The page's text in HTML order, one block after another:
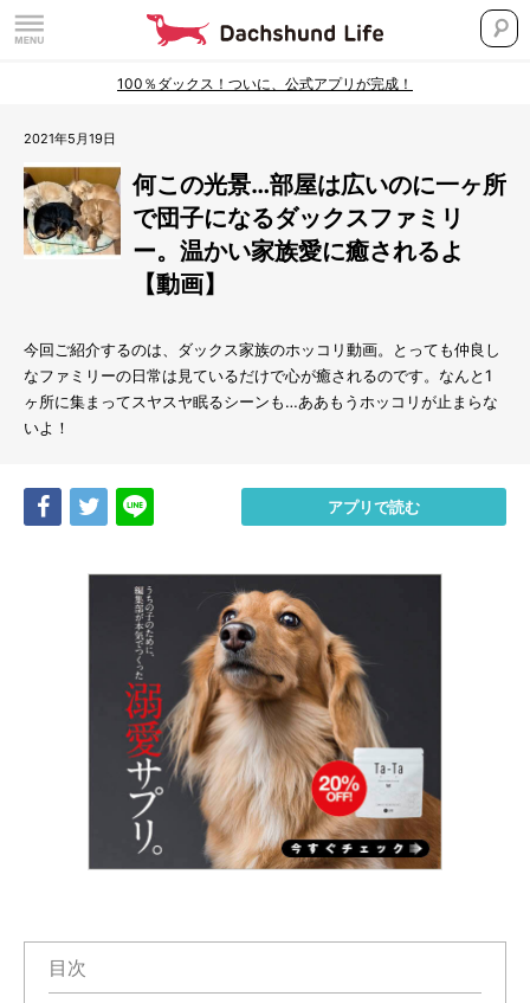
100％ダックス！ついに、公式アプリが完成！
2021年5月19日
何この光景…部屋は広いのに一ヶ所
で団子になるダックスファミリ
ー。温かい家族愛に癒されるよ
【動画】
今回ご紹介するのは、ダックス家族のホッコリ動画。とっても仲良し
なファミリーの日常は見ているだけで心が癒されるのです。なんと1
ヶ所に集まってスヤスヤ眠るシーンも…ああもうホッコリが止まらな
いよ！
Share Tweet アプリで読む
目次